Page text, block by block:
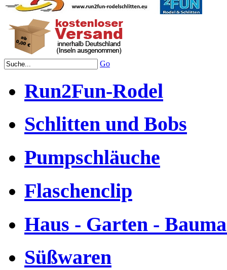
Go
Run2Fun-Rodel
Schlitten und Bobs
Pumpschläuche
Flaschenclip
Haus - Garten -
Süßwaren